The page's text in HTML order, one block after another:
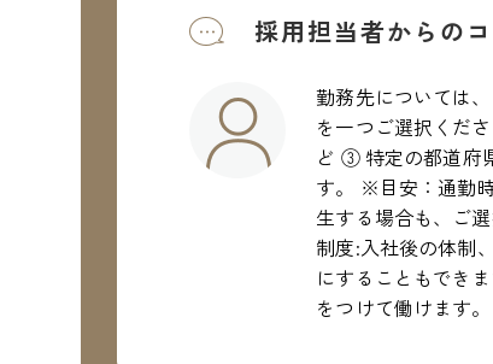
採用担当者からの
勤務先については
を一つご選択くだ
ど ③ 特定の都道府
す。 ※目安：通勤
生する場合も、ご
制度:入社後の体制
にすることもでき
をつけて働けます。